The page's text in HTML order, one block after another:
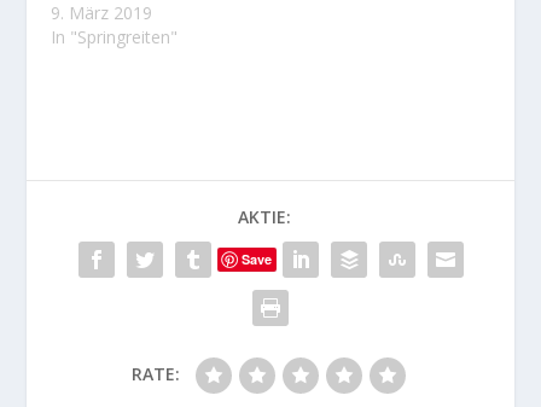
9. März 2019
In "Springreiten"
AKTIE:
Save
RATE: